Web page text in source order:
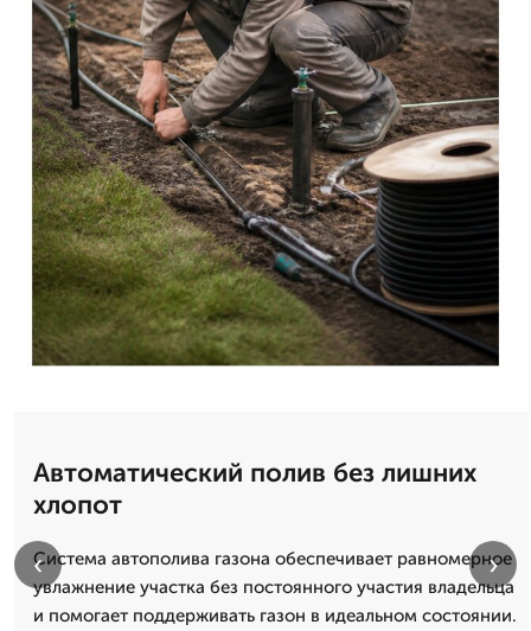
Автоматический полив без лишних
хлопот
Система автополива газона обеспечивает равномерное
увлажнение участка без постоянного участия владельца
и помогает поддерживать газон в идеальном состоянии.
‹ ›